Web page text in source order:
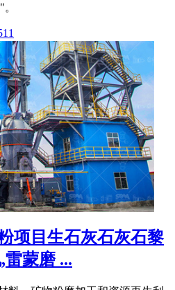
项目生石灰石灰石黎
雷蒙磨 ...